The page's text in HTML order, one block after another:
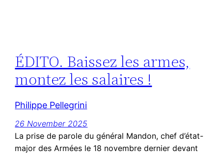
ÉDITO. Baissez les armes,
montez les salaires !
Philippe Pellegrini
26 November 2025
La prise de parole du général Mandon, chef d’état-
major des Armées le 18 novembre dernier devant